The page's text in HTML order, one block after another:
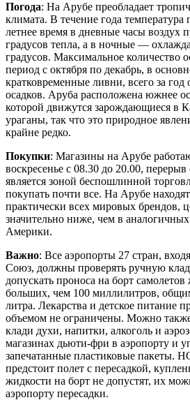
Погода: На Арубе преобладает
климата. В течение года
летнее время в дневные часы воздух
градусов тепла, а в ночные —
градусов. Максимальное количество
период с октября по декабрь, в
кратковременные ливни, всего за год
осадков. Аруба расположена южнее
которой движутся зарождающиеся в
ураганы, так что это природное
крайне редко.
Покупки: Магазины на Арубе
воскресенье с 08.30 до 20.00,
является зоной беспошлинной
покупать почти все. На Арубе
практически всех мировых брендов,
значительно ниже, чем в
Америки.
Важно: Все аэропорты 27 стран,
Союз, должны проверять ручную
допускать проноса на борт
больших, чем 100 миллилитров,
литра. Лекарства и детское питание
объемом не ограничены. Можно
клади духи, напитки, алкоголь и
магазинах дьюти-фри в аэропорту и
запечатанные пластиковые пакеты.
предстоит полет с пересадкой,
жидкости на борт не допустят, их
аэропорту пересадки.